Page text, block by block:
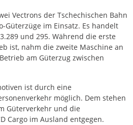
Vectrons der Tschechischen Bahn
Güterzüge im Einsatz. Es handelt
und 295. Während die erste
ist, nahm die zweite Maschine an
am Güterzug zwischen
ist durch eine
möglich. Dem stehen
Güterverkehr und die
Cargo im Ausland entgegen.